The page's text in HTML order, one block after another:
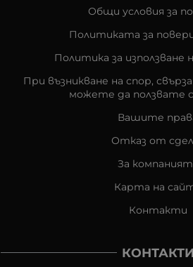
Общи условия за
Политиката за
Политика за използване
При възникване на спор,
можете да ползвате
Вашите
Отказ от
За
Карта на
Контакти
КОНТАКТИ